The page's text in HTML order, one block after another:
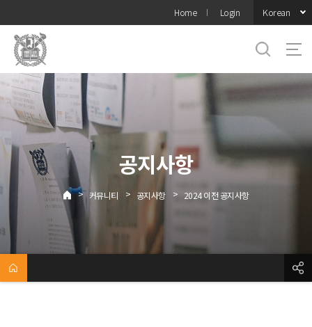
메뉴
Home Login Korean
공지사항
> 커뮤니티 > 공지사항 > 2024 이전 공지사항